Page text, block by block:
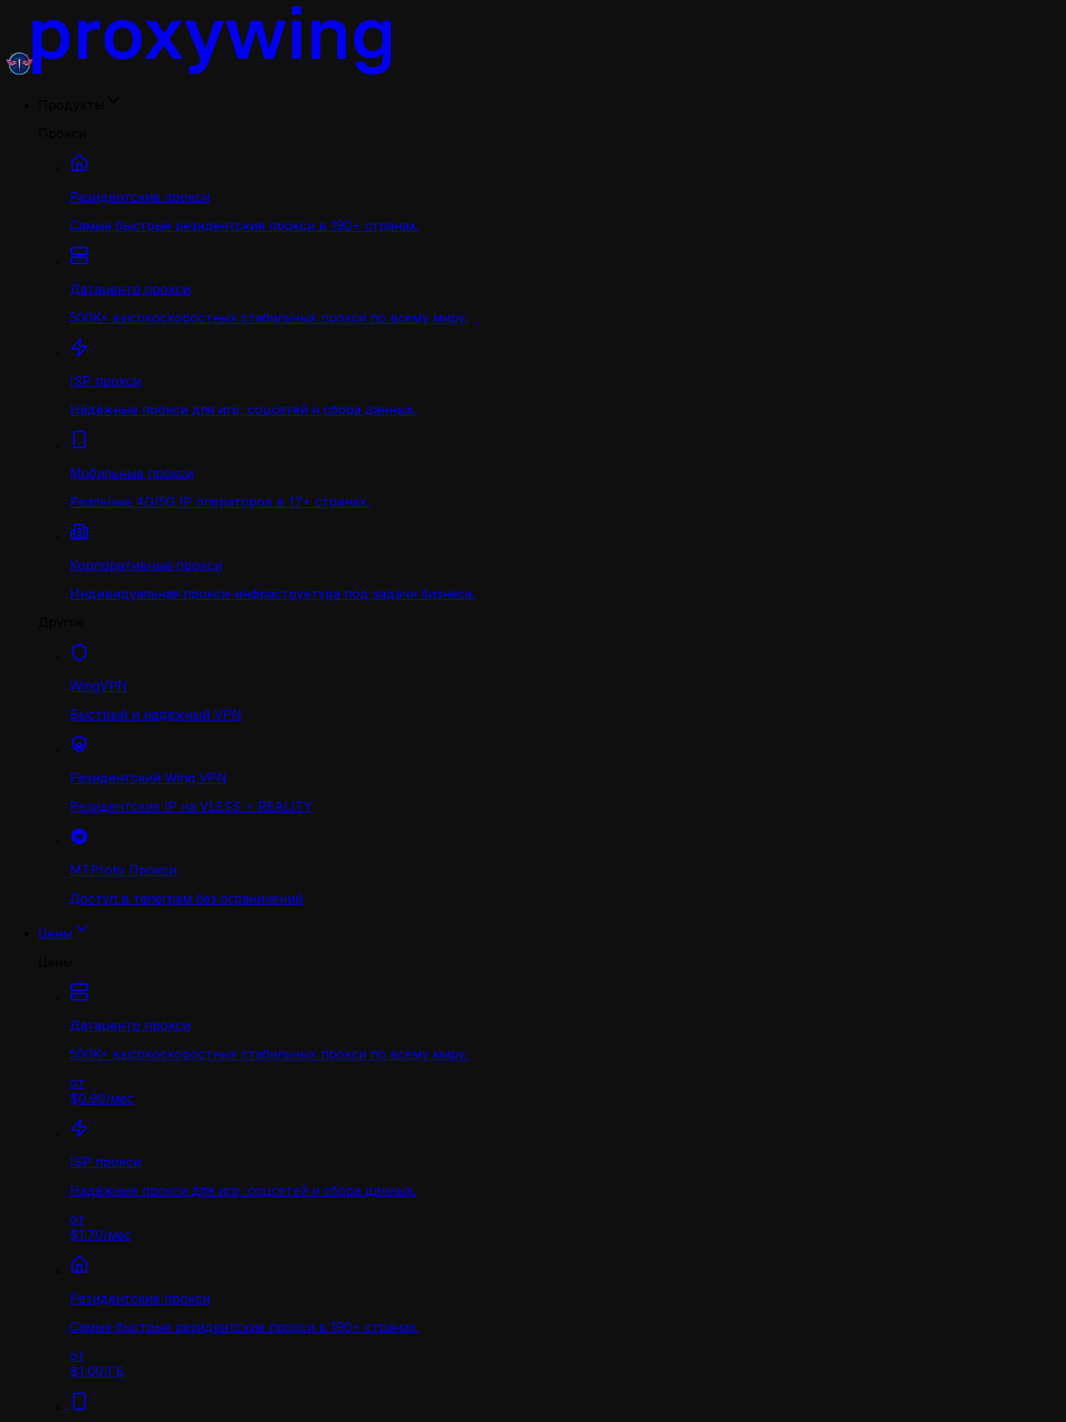
Резидентские прокси
Самые быстрые резидентские прокси в 190+ странах.
Датацентр прокси
500K+ высокоскоростных стабильных прокси по всему миру.
ISP прокси
Надёжные прокси для игр, соцсетей и сбора данных.
Мобильные прокси
Реальные 4G/5G IP операторов в 17+ странах.
Корпоративные прокси
Индивидуальная прокси-инфраструктура под задачи бизнеса.
WingVPN
Быстрый и надежный VPN
Резидентский Wing VPN
Резидентские IP на VLESS + REALITY
MTProto Прокси
Доступ в телеграм без ограничений
Цены
Датацентр прокси
500K+ высокоскоростных стабильных прокси по всему миру.
от
$0.90/мес
ISP прокси
Надёжные прокси для игр, соцсетей и сбора данных.
от
$1.70/мес
Резидентские прокси
Самые быстрые резидентские прокси в 190+ странах.
от
$1.00/ГБ